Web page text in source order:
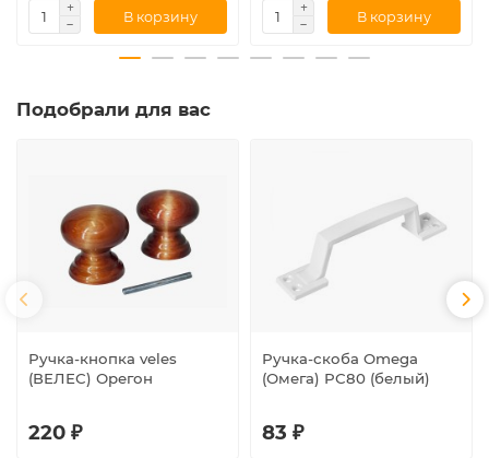
В корзину В корзину
Подобрали для вас
Ручка-кнопка veles
(ВЕЛЕС) Орегон
220 ₽
Ручка-скоба Omega
(Омега) РС80 (белый)
83 ₽